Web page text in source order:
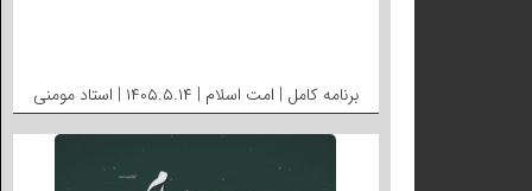
برنامه کامل | امت اسلام | ۱۴۰۵.۵.۱۴ | استاد مومنی